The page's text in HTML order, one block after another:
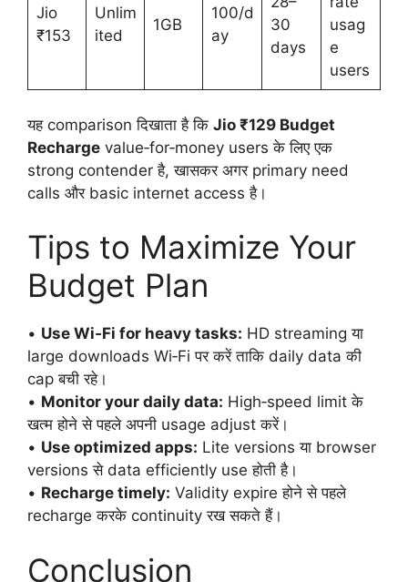
Jio
₹153
Unlim
ited
1GB
100/d
ay
30
days
usag
e
users
यह comparison दिखाता है कि Jio ₹129 Budget
Recharge value‑for‑money users के लिए एक
strong contender है, खासकर अगर primary need
calls और basic internet access है।
Tips to Maximize Your
Budget Plan
• Use Wi‑Fi for heavy tasks: HD streaming या
large downloads Wi‑Fi पर करें ताकि daily data की
cap बची रहे।
• Monitor your daily data: High‑speed limit के
खत्म होने से पहले अपनी usage adjust करें।
• Use optimized apps: Lite versions या browser
versions से data efficiently use होती है।
• Recharge timely: Validity expire होने से पहले
recharge करके continuity रख सकते हैं।
Conclusion